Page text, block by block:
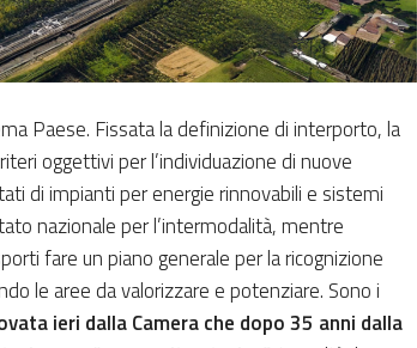
Paese. Fissata la definizione di interporto, la
oggettivi per l’individuazione di nuove
di impianti per energie rinnovabili e sistemi
nazionale per l’intermodalità, mentre
fare un piano generale per la ricognizione
le aree da valorizzare e potenziare. Sono i
ieri dalla Camera che dopo 35 anni dalla